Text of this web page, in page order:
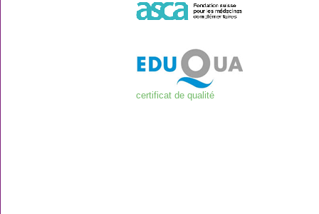
certificat de qualité